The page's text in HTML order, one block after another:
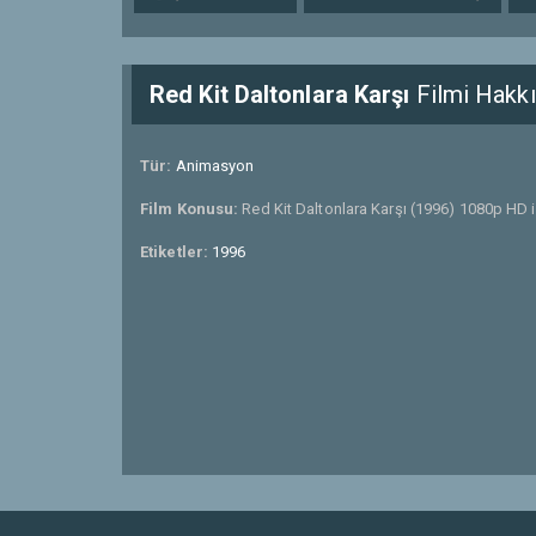
Red Kit Daltonlara Karşı Filmi
Tür: Animasyon
Film Konusu: Red Kit Daltonlara Karşı (1996) 1080p HD
Etiketler: 1996